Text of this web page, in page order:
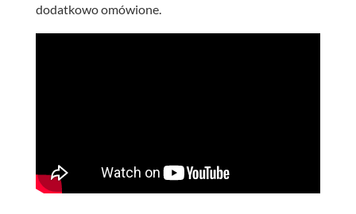
dodatkowo omówione.